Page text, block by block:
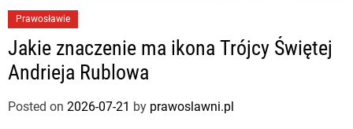
Prawosławie
Jakie znaczenie ma ikona Trójcy Świętej
Andrieja Rublowa
Posted on 2026-07-21 by prawoslawni.pl